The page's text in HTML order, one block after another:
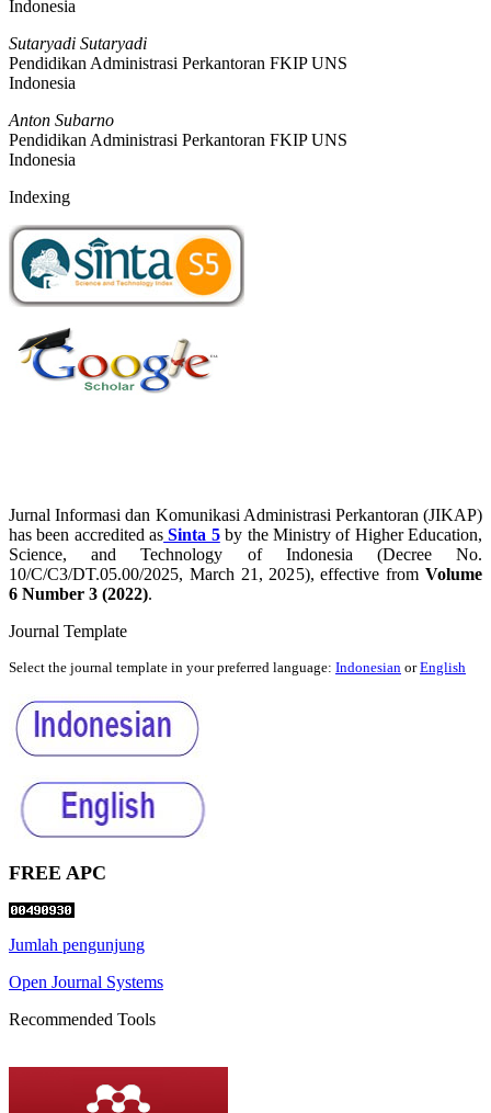
Indonesia
Sutaryadi Sutaryadi
Pendidikan Administrasi Perkantoran FKIP UNS
Indonesia
Anton Subarno
Pendidikan Administrasi Perkantoran FKIP UNS
Indonesia
Indexing
Jurnal Informasi dan Komunikasi Administrasi Perkantoran (JIKAP)
has been accredited as Sinta 5by the Ministry of Higher Education,
Science, and Technology of Indonesia (Decree No.
10/C/C3/DT.05.00/2025, March 21, 2025), effective from Volume
6 Number 3 (2022).
Journal Template
Select the journal template in your preferred language: Indonesian orEnglish
FREE APC
Jumlah pengunjung
Open Journal Systems
Recommended Tools